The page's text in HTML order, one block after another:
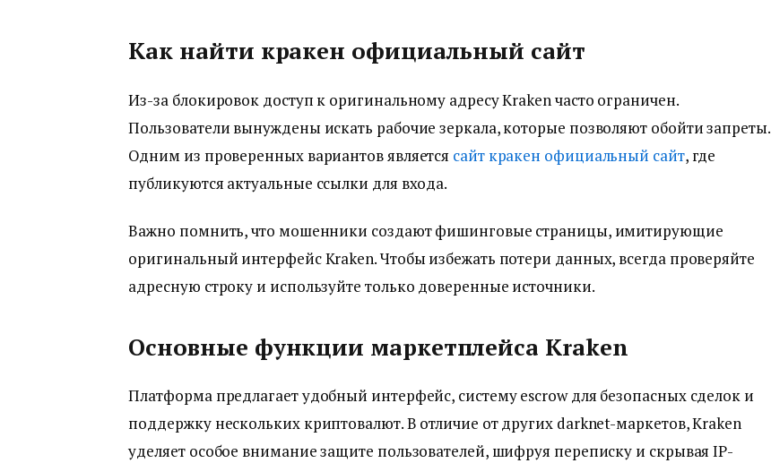
Как найти кракен официальный сайт
Из-за блокировок доступ к оригинальному адресу Kraken часто ограничен.
Пользователи вынуждены искать рабочие зеркала, которые позволяют обойти запреты.
Одним из проверенных вариантов является сайт кракен официальный сайт, где
публикуются актуальные ссылки для входа.
Важно помнить, что мошенники создают фишинговые страницы, имитирующие
оригинальный интерфейс Kraken. Чтобы избежать потери данных, всегда проверяйте
адресную строку и используйте только доверенные источники.
Основные функции маркетплейса Kraken
Платформа предлагает удобный интерфейс, систему escrow для безопасных сделок и
поддержку нескольких криптовалют. В отличие от других darknet-маркетов, Kraken
уделяет особое внимание защите пользователей, шифруя переписку и скрывая IP-